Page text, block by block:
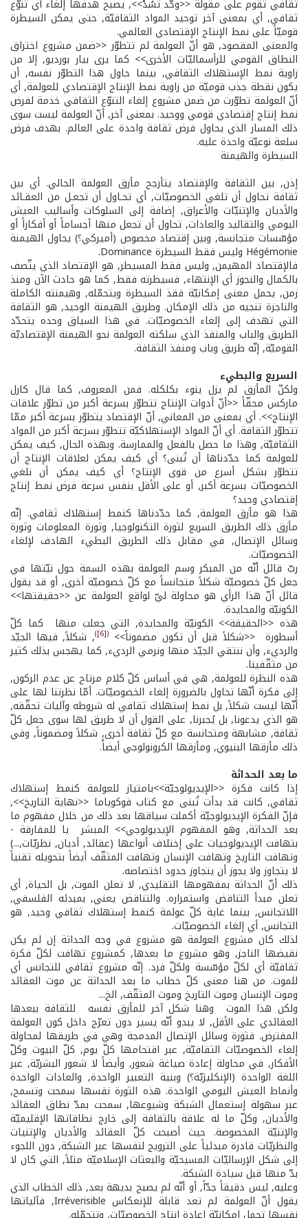
ثقافي تقوم على مقولة <<وحّد تسُدْ>>, يصبح هدفها إلغاء أي تنوّع
ثقافي, أي بمعنى آخر توحيد المواد الثقافيّة, حتى يمكن السيطرة
قوميّاً على نمط الإنتاج الإقتصادي العالمي.
والمعنى المقصود, هو أنّ العولمة لم تتطوّر <<ضمن مشروع اختراق
النطاق القومي للرأسماليّات الأخرى>> كما يرى بيار بورديو, إلا من
زاوية نمط الإستهلاك الثقافي, بينما حاول هذا التطوّر نفسه, أن
يكون نقطة جذب قوميّة من زاوية نمط الإنتاج الإقتصادي للعولمة, أي
أنّ العولمة تطوّرت من ضمن مشروع إلغاء التنوّع الثقافي خدمة لفرض
نمط إنتاج إقتصادي قومي ووحيد. بمعنى آخر, أنّ العولمة ليست سوى
ذلك المسار الذي يحاول فرض ثقافة واحدة على العالم. بهدف فرض
سلعة نوعيّة واحدة عليه.
السيطرة والهيمنة
إذن, بين الثقافة والإقتصاد يتأرجح مأزق العولمة الحالي. أي بين
ثقافة تحاول أن تلغي الخصوصيّات, أي تحـاول أن تجعـل من العقـائد
والأديان والإتنيّات والأعراق, إضافة إلى السلوكات وأساليب العيش
اليومي والتقاليد والعادات, تحاول أن تجعل منها أجساماً أو أفكاراً أو
مؤسّسات متجانسة, وبين إقتصاد مخصوص (أميركي؟) يحاول الهيمنة
Hégémonie وليس فقط السيطرة Dominance.
فالإقتصاد المهيمن, وليس فقط المسيطر, هو الإقتصاد الذي يتّصف
بالكمال والنجوز أي الإنتهاء, فسيطرته فقط, كما هو حادث الآن ومنذ
زمن, يحمل معنى إمكانيّة فقذ السيطرة ويتحمّله, وهيمنته الكاملة
والناجزة تنجيه من ذلك الإمكان. وطريق الهيمنة الوحيد, هو الثقافة
التي تهدف إلى إلغاء الخصوصيّات. في هذا السياق وحده يتحدّد
الطريق والباب والمنفذ الذي سلكته العولمة نحو الهيمنة الإقتصاديّة
القوميّة, إنّه طريق وباب ومنفذ الثقافة.
السريع والبطيء
ولكنّ المأزق لم يزل ينوء بكلكله. فمن المعروف, كما قال كارل
ماركس محقّاً <<أنّ أدوات الإنتاج تتطوّر بسرعة أكبر من تطوّر علاقات
الإنتاج>>. أي بمعنى من المعاني, أنّ الإقتصاد يتطوّر بسرعة أكبر ممّا
تتطوّر الثقافة. أي أنّ المواد الإستهلاكيّة تتطوّر بسرعة أكبر من المواد
الثقافيّة, وهذا ما حصل بالفعل والممارسة. وبهذه الحال, كيف يمكن
للعولمة كما حدّدناها أن تُبنى؟ أي كيف يمكن لعلاقات الإنتاج أن
تتطوّر بشكل أسرع من قوى الإنتاج؟ أي كيف يمكن أن نلغي
الخصوصيّات بسرعة أكبر, أو على الأقل بنفس سرعة فرض نمط إنتاج
إقتصادي وحيد؟
هذا هو مأزق العولمة, كما حدّدناها كنمط إستهلاك ثقافي. إنّه
مأزق ذلك الطريق السريع لثورة التكنولوجيا, وثورة المعلومات وثورة
وسائل الإتصال, في مقابل ذلك الطريق البطيء الهادف لإلغاء
الخصوصيّات.
ربّ قائل أنّه من المبكر وسم العولمة بهذه السمة حول نيّتها في
جعل كلّ خصوصيّة شكلاً متجانساً مع كلّ خصوصيّة أخرى, أو قد يقول
قائل أنّ هذا الرأي هو محاولة ليّ لواقع العولمة عن <<حقيقتها>>
الكونيّة والمحايدة.
هذه <<الحقيقة>> الكونيّة والمحايدة, التي جعلت منها ­ كما كلّ
أسطورة ­ <<شكلاً قبل أن تكون مضموناً>> (
[6]
), شكلاً, فيها الجيّد
والرديء, وأن ننتقي الجيّد منها ونرمي الرديء, كما يهجس بذلك كثير
من مثقّفينا.
هذه النظرة للعولمة, هي في أساس كلّ كلام مرتاح عن عدم الركون,
إلى فكرة أنّها تحاول بالضرورة إلغاء الخصوصيّات. أمّا نظرتنا لها على
أنّها ليست شكلاً, بل نمط إستهلاك ثقافي له شروطه وآليات تحقّقه,
هو الذي يدعونا, بل يُجبرنا, على القول أن لا طريق لها سوى جعل كلّ
ثقافة, مشابهة ومتجانسة مع كلّ ثقافة أخرى, شكلاً ومضموناً, وفي
ذلك مأزقها البنيوي, ومأزقها الكرونولوجي أيضاًَ.
ما بعد الحداثة
إذا كانت فكرة <<الإيديولوجيّة>>بامتياز للعولمة كنمط إستهلاك
ثقافي, كانت قد بدأت تُبنى مع كتاب فوكوياما <<نهاية التاريخ>>,
فإنّ الفكرة الإيديولوجيّة أكملت سياقها بعد ذلك من خلال مفهوم ما
بعد الحداثة, وهو المفهوم الإيديولوجي>> المبشر ­ يا للمفارقة ­
بتهافت الإيديولوجيات على إختلاف أنواعها (عقائد, أديان, نظريّات,...)
وتهافت التاريخ وتهافت الإنسان وتهافت المثقّف أيضاً بتحويله تقنياً
لا يتجاوز ولا يجوز أن يتجاوز حدود اختصاصه.
ذلك أنّ الحداثة بمفهومها التقليدي, لا تعلن الموت, بل الحياة, أي
تعلن مبدأ التناقض واستمراره. والتناقض يعني, بمبدئه الفلسفي,
اللاتجانس, بينما غاية كلّ عولمة كنمط إستهلاك ثقافي وحيد, هو
التجانس, أي إلغاء الخصوصيّات.
لذلك كان مشروع العولمة هو مشروع في وجه الحداثة إن لم يكن
نقيضها الناجز, وهو مشروع ما بعدها, كمشروع تهافت لكلّ فكرة
ثقافيّة أي لكلّ مؤسّسة ولكلّ فرد. إنّه مشروع ثقافي للتجانس أي
للموت. من هنا معنى كلّ خطاب ما بعد الحداثة عن موت العقائد
وموت الإنسان وموت التاريخ وموت المثقّف, الخ...
ولكن هذا الموت ­ وهنا شكل آخر للمأزق نفسه ­ للثقافة ببعدها
العقائدي على الأقل, لا يبدو أنّه يسير دون تعرّج داخل كون العولمة
المفترض. فثورة وسائل الإتصال المدمجة وهي في طريقها لمحاولة
إلغاء الخصوصيّات الثقافيّة, عبر اقتحامها كلّ يوم, كلّ البيوت وكلّ
الأفكار, في محاولة إعادة صياغة شعور, وأيضاً لا شعور البشريّة, عبر
اللغة الواحدة (الإنكليزيّة؟) وبنية التعبير الواحدة, والعادات الواحدة
وأنماط العيش اليومي الواحدة. هذه الثورة نفسها سمحت وتسمح,
عبر سهولة إستعمال الشبكة وشيوعها, سمحت بمدّ نطاق العقائد
والأديان, وكلّ ما له علاقة بالثقافة إلى خارج نطاقاتها الإقليميّة
والإتنيّة المخصوصة. حيث أصبحت كلّ العقائد والأديان والإتنيات
والنظريّات قادرة مبدئياً على الترويج لنفسها عبر الشبكة, دون اللجوء
إلى شكل الإرساليّات المسيحيّة والبعثات الإسلاميّة مثلاً, التي كان لا
بدّ منها قبل سيادة الشبكة.
وعليه, ليس دقيقاً جدّاً, أو أنّه لم يصبح بديهة بعد, ذلك الخطاب الذي
يقول أنّ العولمة لم تعد قابلة للإنعكاس Irréverisible, فآلياتها